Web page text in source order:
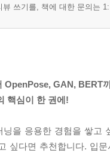
에 의한 감정 분석
이터셋, 데이터 로더 구현
서 학습된 모델(일본어)을
구현
론, 판단 근거의 시각화
뷰 쓰기를, 책에 대한 문의는
OpenPose, GAN, BERT
핵심이 한 권에!
닝을 응용한 경험을 쌓고
싶다면 추천합니다. 입